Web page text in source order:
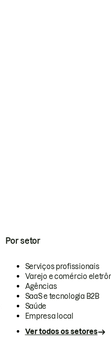
Por setor
Serviços profissionais
Varejo e comércio
Agências
SaaS e tecnologia B2B
Saúde
Empresa local
Ver todos os setores